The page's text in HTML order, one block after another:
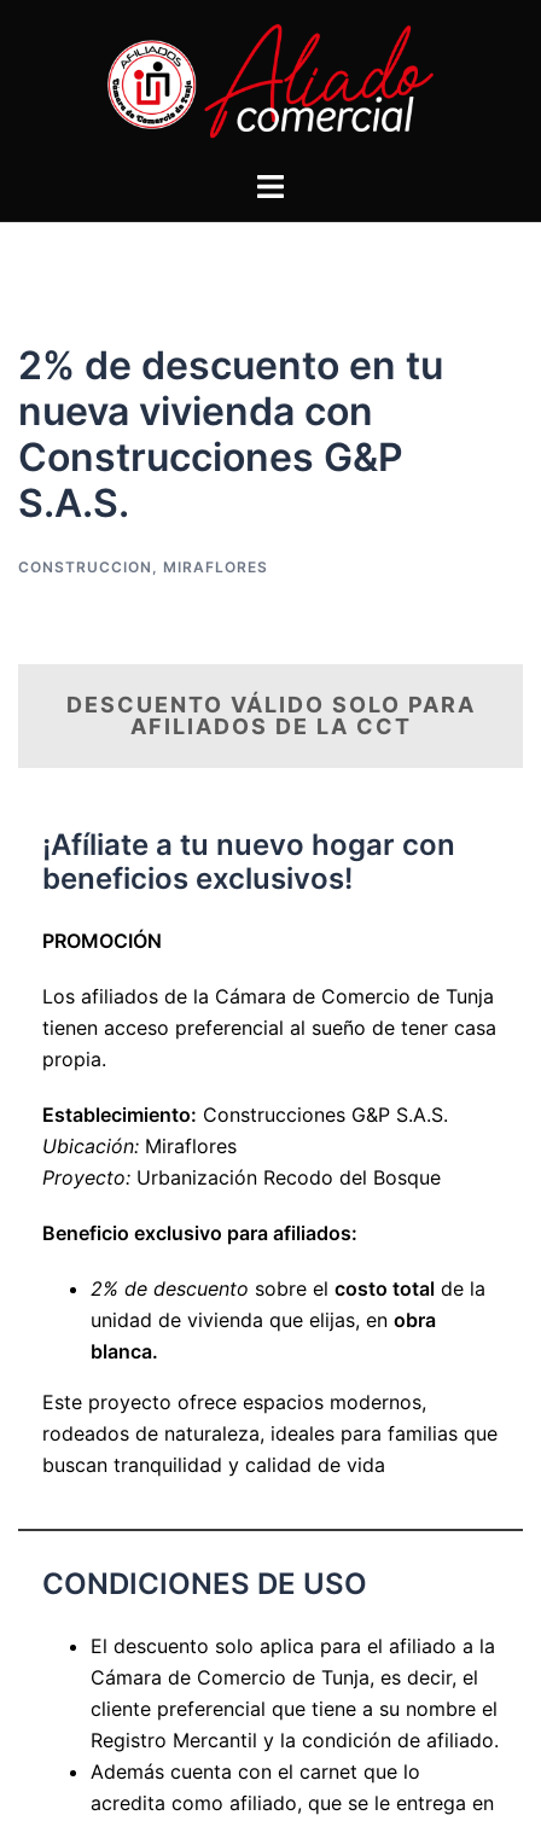
2% de descuento en tu
nueva vivienda con
Construcciones G&P
S.A.S.
CONSTRUCCION , MIRAFLORES
DESCUENTO VÁLIDO SOLO PARA
AFILIADOS DE LA CCT
¡Afíliate a tu nuevo hogar con
beneficios exclusivos!
PROMOCIÓN
Los afiliados de la Cámara de Comercio de Tunja
tienen acceso preferencial al sueño de tener casa
propia.
Establecimiento: Construcciones G&P S.A.S.
Ubicación: Miraflores
Proyecto: Urbanización Recodo del Bosque
Beneficio exclusivo para afiliados:
2% de descuento sobre el costo total de la
unidad de vivienda que elijas, en obra
blanca.
Este proyecto ofrece espacios modernos,
rodeados de naturaleza, ideales para familias que
buscan tranquilidad y calidad de vida
CONDICIONES DE USO
El descuento solo aplica para el afiliado a la
Cámara de Comercio de Tunja, es decir, el
cliente preferencial que tiene a su nombre el
Registro Mercantil y la condición de afiliado.
Además cuenta con el carnet que lo
acredita como afiliado, que se le entrega en